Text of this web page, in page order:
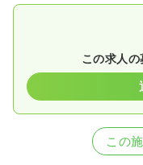
2026/06/23正・准看護
正・准看護
正看護師の
准看護師の
2023/05/08准看護師の
2022/09/14正看護師の
2022/09/14
准看護師を
この求人
この